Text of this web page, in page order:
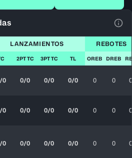
LANZAMIENTOS REBOTES
2PT TC 3PT TC TL OREB DREB
0 0/0 0/0 0/0 0 0 0
0 0/0 0/0 0/0 0 0 0
0 0/0 0/0 0/0 0 0 0